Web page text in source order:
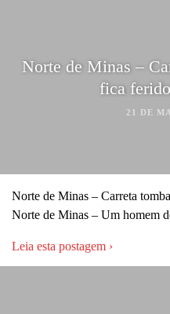
Norte de Minas –
fica
21 DE
Norte de Minas – Carreta
Norte de Minas – Um homem
Leia esta postagem ›